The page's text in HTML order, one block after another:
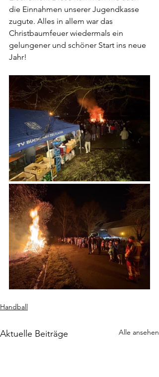
die Einnahmen unserer Jugendkasse
zugute. Alles in allem war das
Christbaumfeuer wiedermals ein
gelungener und schöner Start ins neue
Jahr!
Handball
Aktuelle Beiträge Alle ansehen